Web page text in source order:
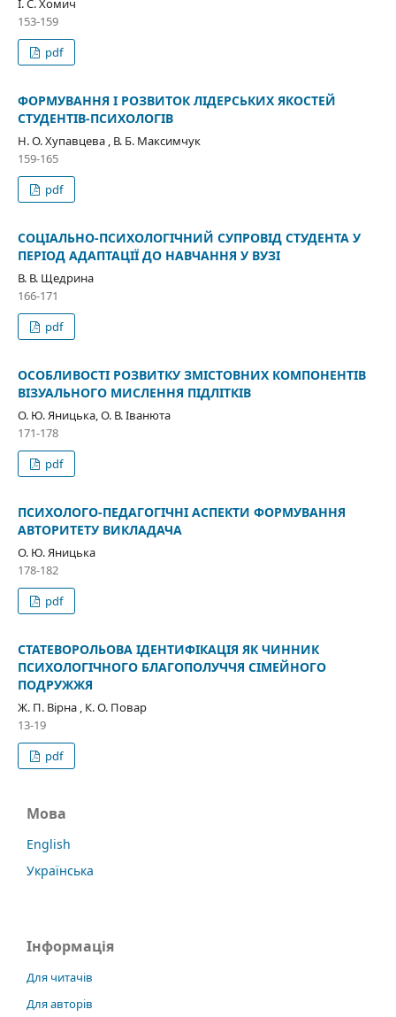
І. С. Хомич
153-159
pdf
ФОРМУВАННЯ І РОЗВИТОК ЛІДЕРСЬКИХ ЯКОСТЕЙ
СТУДЕНТІВ-ПСИХОЛОГІВ
Н. О. Хупавцева , В. Б. Максимчук
159-165
pdf
СОЦІАЛЬНО-ПСИХОЛОГІЧНИЙ СУПРОВІД СТУДЕНТА У
ПЕРІОД АДАПТАЦІЇ ДО НАВЧАННЯ У ВУЗІ
В. В. Щедрина
166-171
pdf
ОСОБЛИВОСТІ РОЗВИТКУ ЗМІСТОВНИХ КОМПОНЕНТІВ
ВІЗУАЛЬНОГО МИСЛЕННЯ ПІДЛІТКІВ
О. Ю. Яницька, О. В. Іванюта
171-178
pdf
ПСИХОЛОГО-ПЕДАГОГІЧНІ АСПЕКТИ ФОРМУВАННЯ
АВТОРИТЕТУ ВИКЛАДАЧА
О. Ю. Яницька
178-182
pdf
СТАТЕВОРОЛЬОВА ІДЕНТИФІКАЦІЯ ЯК ЧИННИК
ПСИХОЛОГІЧНОГО БЛАГОПОЛУЧЧЯ СІМЕЙНОГО
ПОДРУЖЖЯ
Ж. П. Вірна , К. О. Повар
13-19
pdf
Мова
English
Українська
Інформація
Для читачів
Для авторів